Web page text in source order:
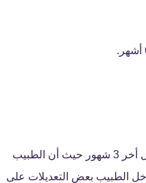
تحليل hbalc يلعب دور مهم وضروري في متابعة مستوى السكر في الدم لدى المرضى خلال أخر 3 شهور حيث أن الطبيب
الطبيب بعض التعديلات على